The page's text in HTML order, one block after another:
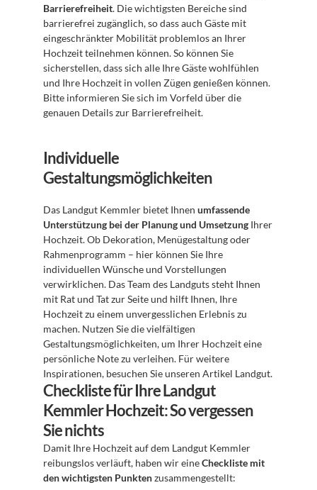
Barrierefreiheit. Die wichtigsten Bereiche sind
barrierefrei zugänglich, so dass auch Gäste mit
eingeschränkter Mobilität problemlos an Ihrer
Hochzeit teilnehmen können. So können Sie
sicherstellen, dass sich alle Ihre Gäste wohlfühlen
und Ihre Hochzeit in vollen Zügen genießen können.
Bitte informieren Sie sich im Vorfeld über die
genauen Details zur Barrierefreiheit.
Individuelle
Gestaltungsmöglichkeiten
Das Landgut Kemmler bietet Ihnen umfassende
Unterstützung bei der Planung und Umsetzung Ihrer
Hochzeit. Ob Dekoration, Menügestaltung oder
Rahmenprogramm – hier können Sie Ihre
individuellen Wünsche und Vorstellungen
verwirklichen. Das Team des Landguts steht Ihnen
mit Rat und Tat zur Seite und hilft Ihnen, Ihre
Hochzeit zu einem unvergesslichen Erlebnis zu
machen. Nutzen Sie die vielfältigen
Gestaltungsmöglichkeiten, um Ihrer Hochzeit eine
persönliche Note zu verleihen. Für weitere
Inspirationen, besuchen Sie unseren Artikel Landgut.
Checkliste für Ihre Landgut
Kemmler Hochzeit: So vergessen
Sie nichts
Damit Ihre Hochzeit auf dem Landgut Kemmler
reibungslos verläuft, haben wir eine Checkliste mit
den wichtigsten Punkten zusammengestellt: